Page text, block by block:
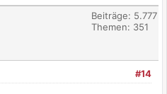
Beiträge: 5.777
Themen: 351
#14